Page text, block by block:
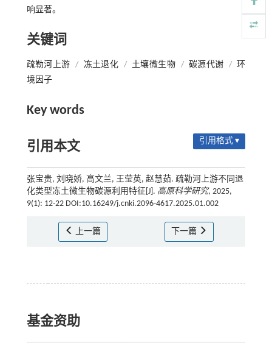
响显著。
关键词
疏勒河上游 / 冻土退化 / 土壤微生物 / 碳源代谢 / 环
境因子
Key words
引用本文 引用格式 ▾
张宝贵, 刘晓娇, 高文兰, 王莹英, 赵慧茹. 疏勒河上游不同退
化类型冻土微生物碳源利用特征[J]. 高原科学研究, 2025,
9(1): 12-22 DOI:10.16249/j.cnki.2096-4617.2025.01.002
上一篇 下一篇
基金资助